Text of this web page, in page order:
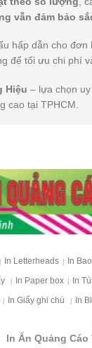
vẫn đảm bảo
hấp dẫn cho đơn
để tối ưu chi phí
Hiệu – lựa chọn
cao tại TPHCM.
In Letterheads In
In Paper box In
In Giấy ghi chú In
In Ấn Quảng